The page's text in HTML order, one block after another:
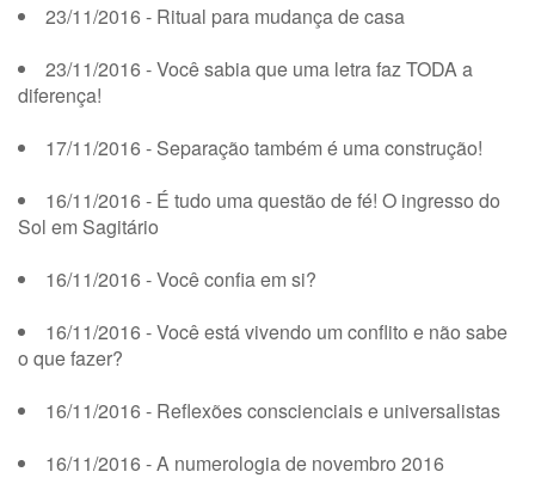
23/11/2016 - Ritual para mudança de casa
23/11/2016 - Você sabia que uma letra faz TODA a
diferença!
17/11/2016 - Separação também é uma construção!
16/11/2016 - É tudo uma questão de fé! O ingresso do
Sol em Sagitário
16/11/2016 - Você confia em si?
16/11/2016 - Você está vivendo um conflito e não sabe
o que fazer?
16/11/2016 - Reflexões conscienciais e universalistas
16/11/2016 - A numerologia de novembro 2016